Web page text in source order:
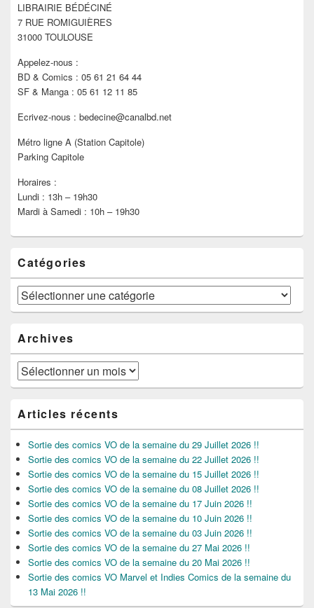
barre
latérale
LIBRAIRIE BÉDÉCINÉ
7 RUE ROMIGUIÈRES
31000 TOULOUSE
Appelez-nous :
BD & Comics : 05 61 21 64 44
SF & Manga : 05 61 12 11 85
Ecrivez-nous : bedecine@canalbd.net
Métro ligne A (Station Capitole)
Parking Capitole
Horaires :
Lundi : 13h – 19h30
Mardi à Samedi : 10h – 19h30
Catégories
Catégories
Archives
Archives
Articles récents
Sortie des comics VO de la semaine du 29 Juillet 2026 !!
Sortie des comics VO de la semaine du 22 Juillet 2026 !!
Sortie des comics VO de la semaine du 15 Juillet 2026 !!
Sortie des comics VO de la semaine du 08 Juillet 2026 !!
Sortie des comics VO de la semaine du 17 Juin 2026 !!
Sortie des comics VO de la semaine du 10 Juin 2026 !!
Sortie des comics VO de la semaine du 03 Juin 2026 !!
Sortie des comics VO de la semaine du 27 Mai 2026 !!
Sortie des comics VO de la semaine du 20 Mai 2026 !!
Sortie des comics VO Marvel et Indies Comics de la semaine du
13 Mai 2026 !!